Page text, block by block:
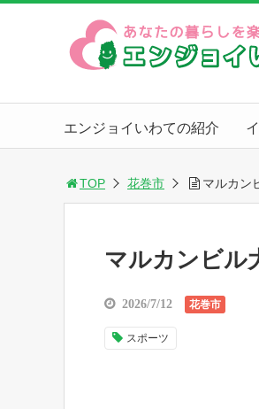
エンジョイいわての紹介
TOP 花巻市 マルカン
マルカンビル
2026/7/12 花巻市
スポーツ